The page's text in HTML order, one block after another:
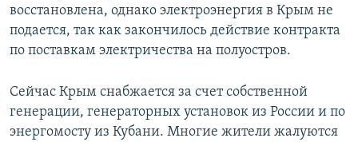
восстановлена, однако электроэнергия в Крым не
подается, так как закончилось действие контракта
по поставкам электричества на полуостров.
Сейчас Крым снабжается за счет собственной
генерации, генераторных установок из России и по
энергомосту из Кубани. Многие жители жалуются